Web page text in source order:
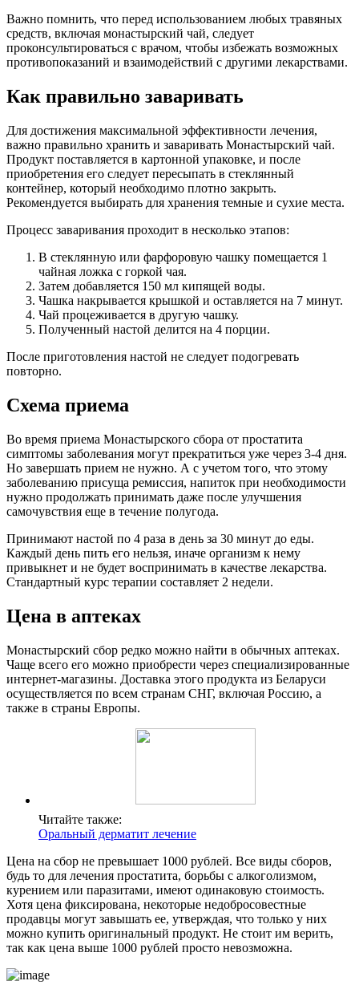
Важно помнить, что перед использованием любых травяных
средств, включая монастырский чай, следует
проконсультироваться с врачом, чтобы избежать возможных
противопоказаний и взаимодействий с другими лекарствами.
Как правильно заваривать
Для достижения максимальной эффективности лечения,
важно правильно хранить и заваривать Монастырский чай.
Продукт поставляется в картонной упаковке, и после
приобретения его следует пересыпать в стеклянный
контейнер, который необходимо плотно закрыть.
Рекомендуется выбирать для хранения темные и сухие места.
Процесс заваривания проходит в несколько этапов:
В стеклянную или фарфоровую чашку помещается 1
чайная ложка с горкой чая.
Затем добавляется 150 мл кипящей воды.
Чашка накрывается крышкой и оставляется на 7 минут.
Чай процеживается в другую чашку.
Полученный настой делится на 4 порции.
После приготовления настой не следует подогревать
повторно.
Схема приема
Во время приема Монастырского сбора от простатита
симптомы заболевания могут прекратиться уже через 3-4 дня.
Но завершать прием не нужно. А с учетом того, что этому
заболеванию присуща ремиссия, напиток при необходимости
нужно продолжать принимать даже после улучшения
самочувствия еще в течение полугода.
Принимают настой по 4 раза в день за 30 минут до еды.
Каждый день пить его нельзя, иначе организм к нему
привыкнет и не будет воспринимать в качестве лекарства.
Стандартный курс терапии составляет 2 недели.
Цена в аптеках
Монастырский сбор редко можно найти в обычных аптеках.
Чаще всего его можно приобрести через специализированные
интернет-магазины. Доставка этого продукта из Беларуси
осуществляется по всем странам СНГ, включая Россию, а
также в страны Европы.
Читайте также:
Оральный дерматит лечение
Цена на сбор не превышает 1000 рублей. Все виды сборов,
будь то для лечения простатита, борьбы с алкоголизмом,
курением или паразитами, имеют одинаковую стоимость.
Хотя цена фиксирована, некоторые недобросовестные
продавцы могут завышать ее, утверждая, что только у них
можно купить оригинальный продукт. Не стоит им верить,
так как цена выше 1000 рублей просто невозможна.